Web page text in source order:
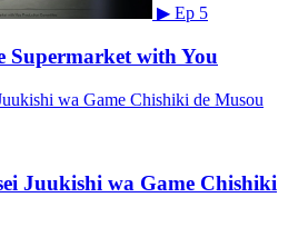
▶ Ep 5
Supermarket with You
Juukishi wa Game Chishiki